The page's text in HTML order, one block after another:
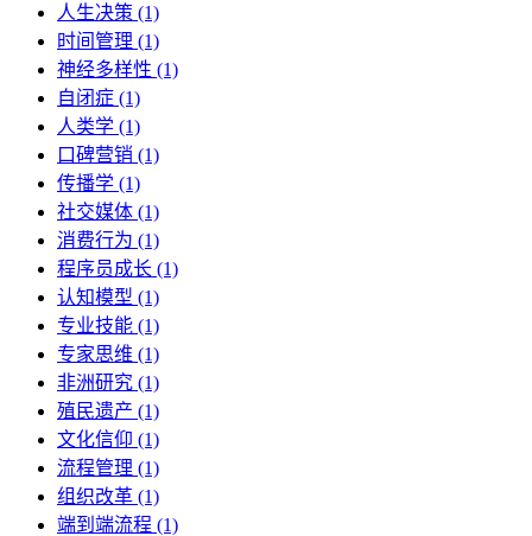
人生决策 (1)
时间管理 (1)
神经多样性 (1)
自闭症 (1)
人类学 (1)
口碑营销 (1)
传播学 (1)
社交媒体 (1)
消费行为 (1)
程序员成长 (1)
认知模型 (1)
专业技能 (1)
专家思维 (1)
非洲研究 (1)
殖民遗产 (1)
文化信仰 (1)
流程管理 (1)
组织改革 (1)
端到端流程 (1)